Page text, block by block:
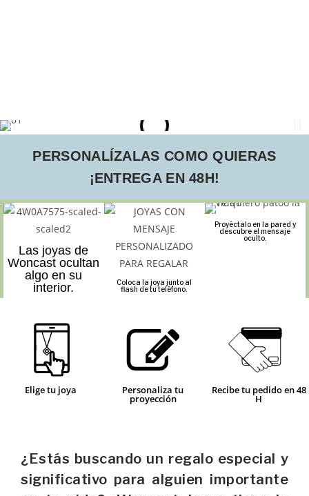
PERSONALÍZALAS COMO QUIERAS
¡ENTREGA EN 48H!
Las joyas de
Woncast ocultan
algo en su
interior.
Coloca la joya junto al
flash de tu teléfono.
Proyéctalo en la pared y
descubre el mensaje
oculto.
Elige tu joya Personaliza tu
proyección
Recibe tu pedido en 48
H
¿Estás buscando un regalo especial y
significativo para alguien importante